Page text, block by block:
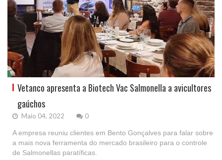
Vetanco apresenta a Biotech Vac Salmonella a avicultores
gaúchos
Maio 04, 2022 0
A empresa reuniu clientes em Bento Gonçalves para falar sobre
a mais nova ferramenta do mercado brasileiro para o controle
de Salmonellas paratíficas.